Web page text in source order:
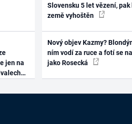
jen na
Slovensku 5 let vězení, pak
země vyhoštěn
Nový objev Kazmy?
ním vodí za ruce a fotí se
jako Rosecká